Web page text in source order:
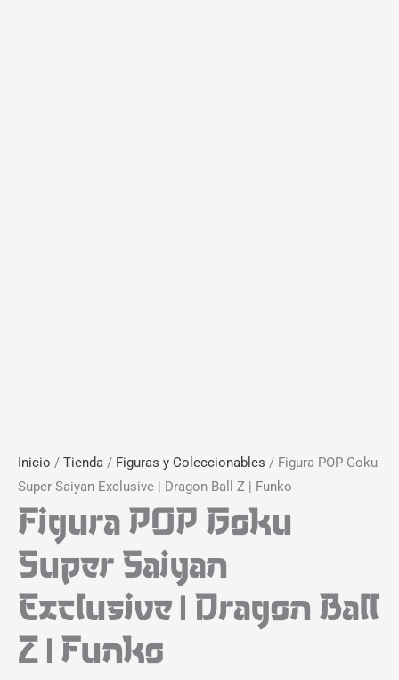
Inicio / Tienda / Figuras y Coleccionables / Figura POP Goku
Super Saiyan Exclusive | Dragon Ball Z | Funko
Figura POP Goku
Super Saiyan
Exclusive | Dragon Ball
Z | Funko